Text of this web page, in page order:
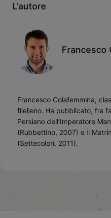
L'autore
Francesco
Francesco Colafemmina,
filelleno. Ha pubblicato, fra
Persiano dell’Imperatore
(Rubbettino, 2007) e Il
(Settecolori, 2011).